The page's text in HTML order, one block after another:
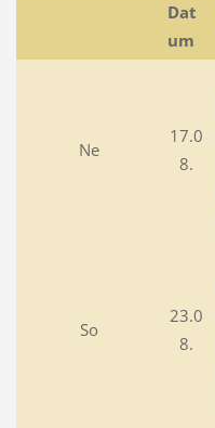
Dat
um
Ne
17.0
8.
So
23.0
8.